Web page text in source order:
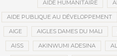
AIDE HUMANITAIRE
AIDE PUBLIQUE AU DÉVELOPPEMENT
AIGE AIGLES DAMES DU MALI
AISS AKINWUMI ADESINA